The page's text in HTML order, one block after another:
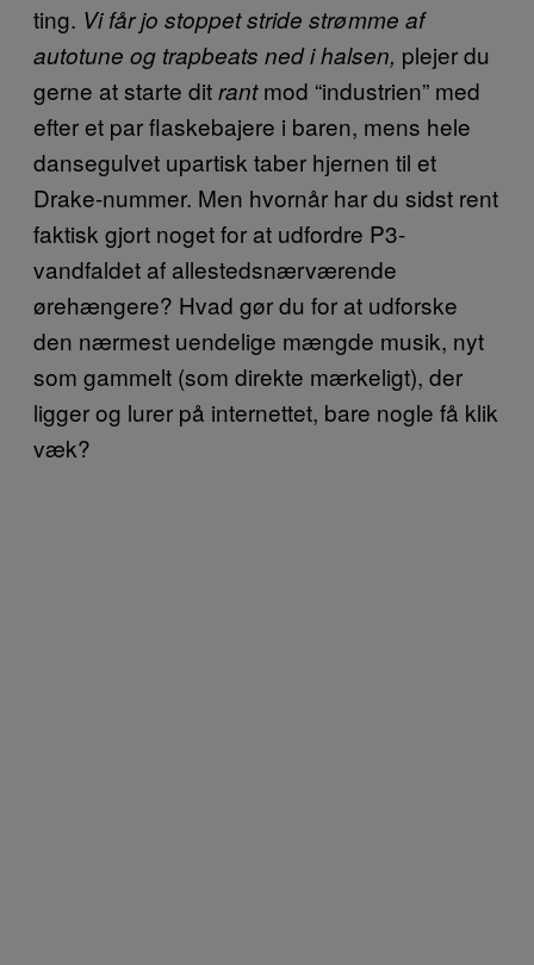
ting. Vi får jo stoppet stride strømme af
autotune og trapbeats ned i halsen, plejer du
gerne at starte ditrantmod “industrien” med
efter et par flaskebajere i baren, mens hele
dansegulvet upartisk taber hjernen til et
Drake-nummer. Men hvornår har du sidst rent
faktisk gjort noget for at udfordre P3-
vandfaldet af allestedsnærværende
ørehængere? Hvad gør du for at udforske
den nærmest uendelige mængde musik, nyt
som gammelt (som direkte mærkeligt), der
ligger og lurer på internettet, bare nogle få klik
væk?